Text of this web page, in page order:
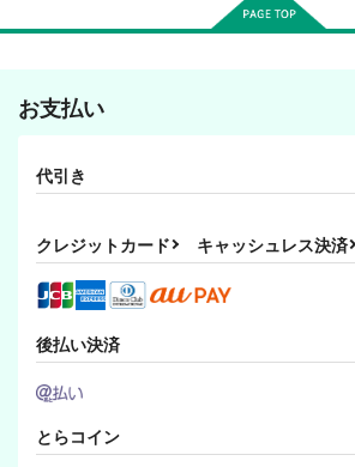
ぱらのいあいずむ
江雪左文字
作品詳細 作品詳細
お支払い
代引き
クレジットカード キャッシュレス決済
後払い決済
とらコイン